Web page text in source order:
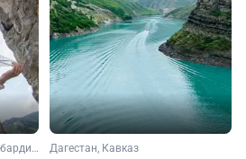
Кавказ, Дагестан, Чечня, Кабардино-Балкария, Северная Осетия, Ингушетия Дагестан, Кавказ